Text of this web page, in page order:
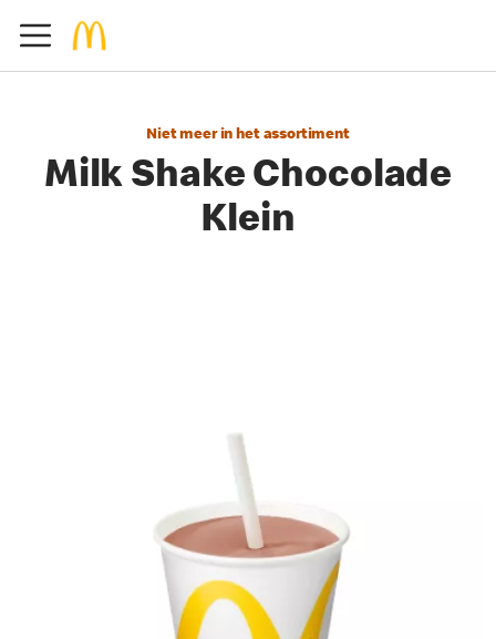
Niet meer in het assortiment
Milk Shake Chocolade
Klein